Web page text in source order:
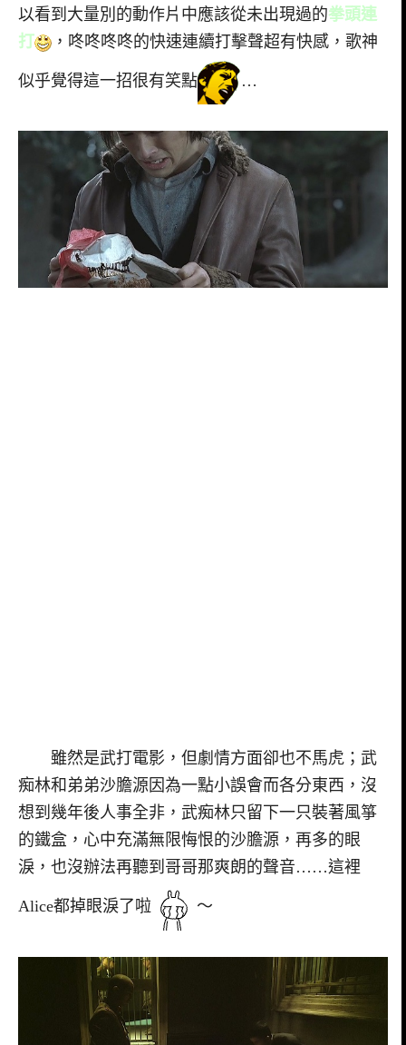
以看到大量別的動作片中應該從未出現過的拳頭連
打
，咚咚咚咚的快速連續打擊聲超有快感，歌神
似乎覺得這一招很有笑點 …
雖然是武打電影，但劇情方面卻也不馬虎；武
痴林和弟弟沙膽源因為一點小誤會而各分東西，沒
想到幾年後人事全非，武痴林只留下一只裝著風箏
的鐵盒，心中充滿無限悔恨的沙膽源，再多的眼
淚，也沒辦法再聽到哥哥那爽朗的聲音……這裡
Alice都掉眼淚了啦 ～